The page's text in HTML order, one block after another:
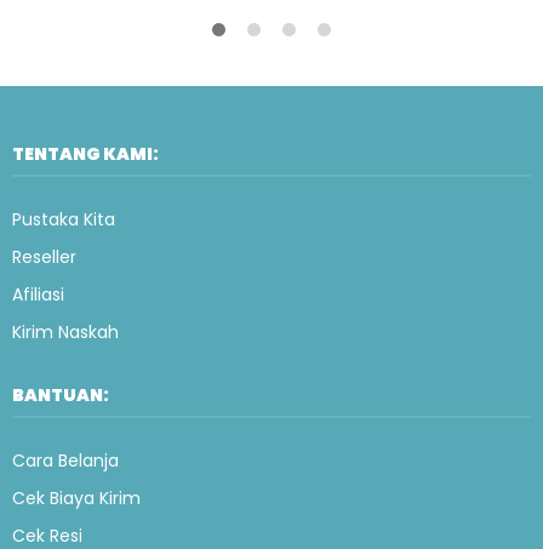
TENTANG KAMI:
Pustaka Kita
Reseller
Afiliasi
Kirim Naskah
BANTUAN:
Cara Belanja
Cek Biaya Kirim
Cek Resi